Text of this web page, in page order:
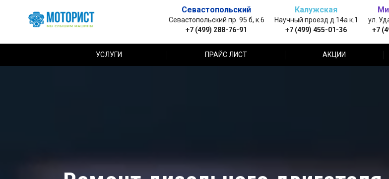
Севастопольский
Севастопольский пр. 95 б, к.6
+7 (499) 288-76-91
Калужская
Научный проезд д.14а к.1
+7 (499) 455-01-36
ул.
+7
УСЛУГИ ПРАЙС ЛИСТ АКЦИИ